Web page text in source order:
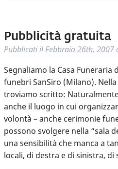
Pubblicità gratuita
Pubblicati ilFebbraio 26th, 2007
Segnaliamo la Casa Funeraria
funebri SanSiro (Milano).
troviamo scritto:
anche il luogo in cui
volontà – anche cerimonie
possono svolgere nella “sala
una sensibilità che manca a
locali, di destra e di sinistra,